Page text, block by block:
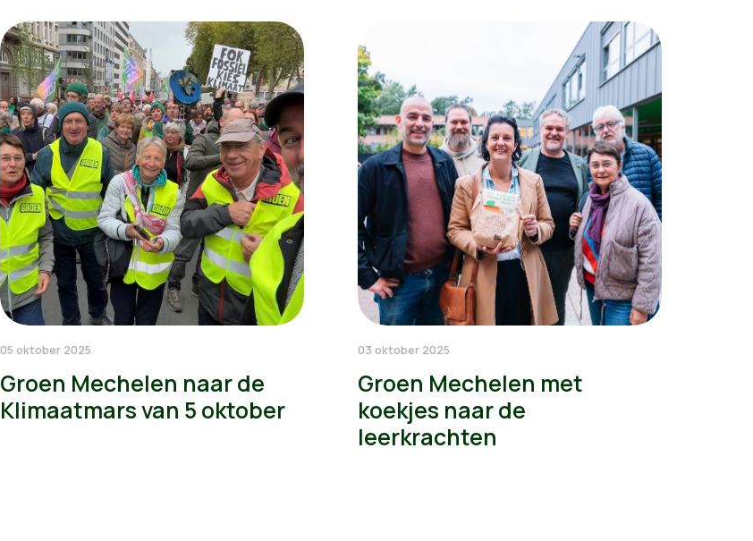
05 oktober 2025
Groen Mechelen naar de
Klimaatmars van 5 oktober
03 oktober 2025
Groen Mechelen met
koekjes naar de
leerkrachten